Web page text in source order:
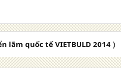
quốc tế VIETBULD 2014 〉